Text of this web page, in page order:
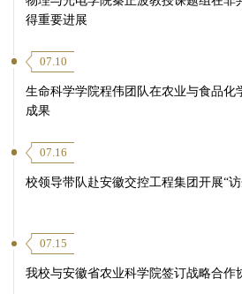
得重要进展
07.10
生命科学学院程伟团队在农业与食品化
成果
07.16
校领导带队赴安徽交控工程集团开展“
07.15
我校与安徽省农业科学院签订战略合作